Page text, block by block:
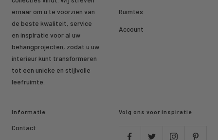
ernaar om u te voorzien van
de beste kwaliteit, service
en inspiratie voor al uw
behangprojecten, zodat u uw
interieur kunt transformeren
tot een unieke en stijlvolle
leefruimte.
Ruimtes
Account
Informatie
Contact
Volg ons voor inspiratie